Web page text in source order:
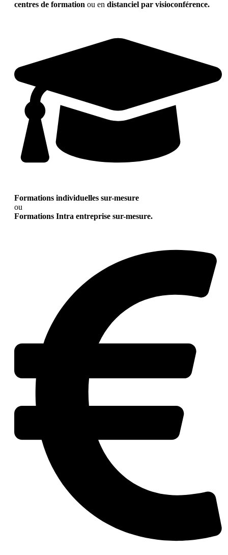
centres de formation ou en distanciel par visioconférence.
Formations individuelles sur-mesure
ou
Formations Intra entreprise sur-mesure.